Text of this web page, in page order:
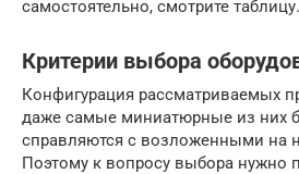
самостоятельно, смотрите таблицу.
Критерии выбора
Конфигурация рассматриваемых
даже самые миниатюрные из них
справляются с возложенными на
Поэтому к вопросу выбора нужно